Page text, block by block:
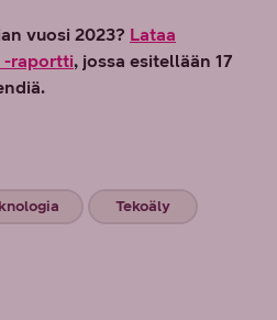
vuosi 2023? Lataa
-raportti, jossa esitellään 17
Tekoäly